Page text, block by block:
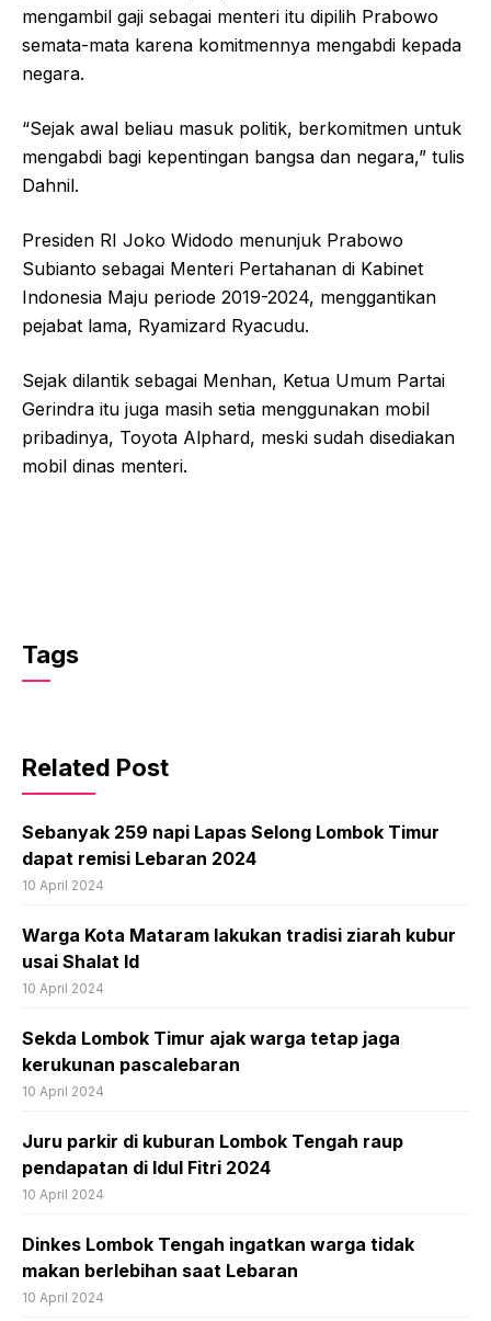
mengambil gaji sebagai menteri itu dipilih Prabowo
semata-mata karena komitmennya mengabdi kepada
negara.
“Sejak awal beliau masuk politik, berkomitmen untuk
mengabdi bagi kepentingan bangsa dan negara,” tulis
Dahnil.
Presiden RI Joko Widodo menunjuk Prabowo
Subianto sebagai Menteri Pertahanan di Kabinet
Indonesia Maju periode 2019-2024, menggantikan
pejabat lama, Ryamizard Ryacudu.
Sejak dilantik sebagai Menhan, Ketua Umum Partai
Gerindra itu juga masih setia menggunakan mobil
pribadinya, Toyota Alphard, meski sudah disediakan
mobil dinas menteri.
Tags
Related Post
Sebanyak 259 napi Lapas Selong Lombok Timur
dapat remisi Lebaran 2024
10 April 2024
Warga Kota Mataram lakukan tradisi ziarah kubur
usai Shalat Id
10 April 2024
Sekda Lombok Timur ajak warga tetap jaga
kerukunan pascalebaran
10 April 2024
Juru parkir di kuburan Lombok Tengah raup
pendapatan di Idul Fitri 2024
10 April 2024
Dinkes Lombok Tengah ingatkan warga tidak
makan berlebihan saat Lebaran
10 April 2024